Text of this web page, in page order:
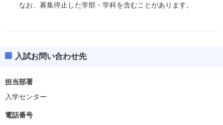
なお、募集停止した学部・学科を含むことがあります。
入試お問い合わせ先
担当部署
入学センター
電話番号